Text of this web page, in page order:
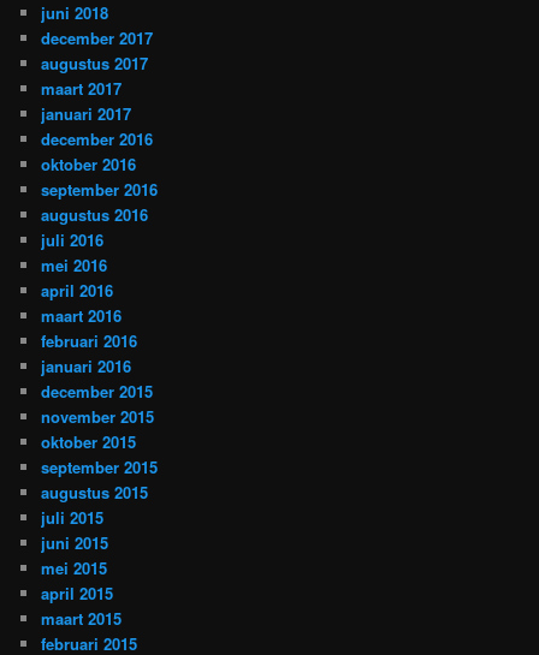
juni 2018
december 2017
augustus 2017
maart 2017
januari 2017
december 2016
oktober 2016
september 2016
augustus 2016
juli 2016
mei 2016
april 2016
maart 2016
februari 2016
januari 2016
december 2015
november 2015
oktober 2015
september 2015
augustus 2015
juli 2015
juni 2015
mei 2015
april 2015
maart 2015
februari 2015